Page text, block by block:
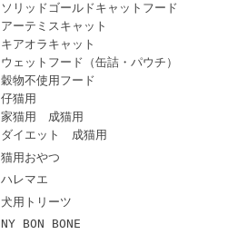
ソリッドゴールドキャットフード
アーテミスキャット
キアオラキャット
ウェットフード（缶詰・パウチ）
穀物不使用フード
仔猫用
家猫用 成猫用
ダイエット 成猫用
猫用おやつ
ハレマエ
犬用トリーツ
NY BON BONE